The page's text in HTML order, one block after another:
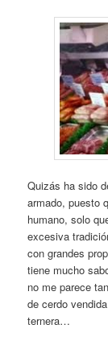
Quizás ha sido
armado, puesto
humano, solo
excesiva
con grandes
tiene mucho
no me parece
de cerdo
ternera…